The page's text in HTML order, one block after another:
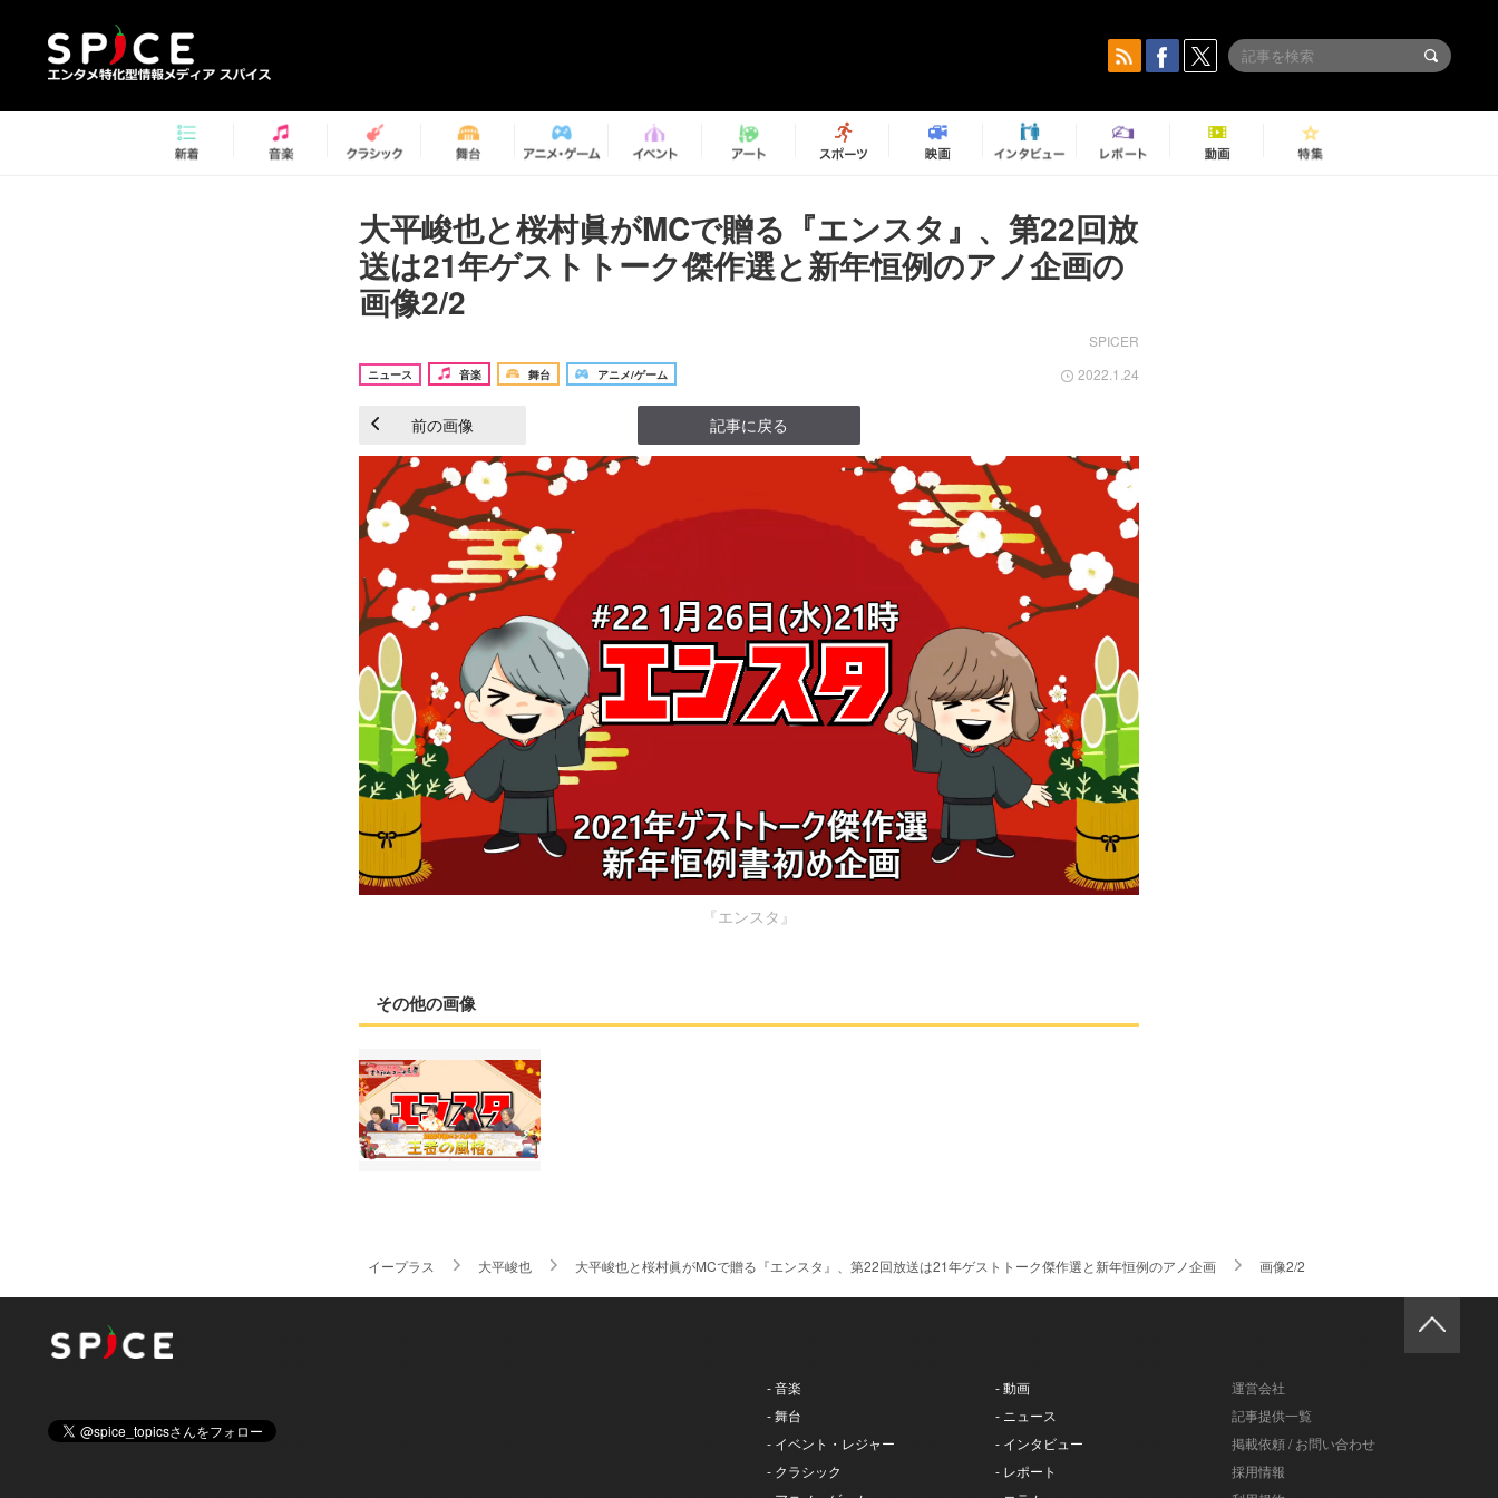
大平峻也と桜村眞がMCで贈る『エンスタ』、第22回放
送は21年ゲストトーク傑作選と新年恒例のアノ企画の
画像2/2
SPICER
ニュース 音楽 舞台 アニメ/ゲーム 2022.1.24
前の画像 記事に戻る
『エンスタ』
その他の画像
イープラス 大平峻也 大平峻也と桜村眞がMCで贈る『エンスタ』、第22回放送は21年ゲストトーク傑作選と新年恒例のアノ企画 画像2/2
- 音楽
- 舞台
- イベント・レジャー
- クラシック
- 動画
- ニュース
- インタビュー
- レポート
運営会社
記事提供一覧
掲載依頼 / お問い合わせ
採用情報